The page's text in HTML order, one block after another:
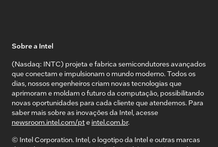
Sobre a Intel
(Nasdaq: INTC) projeta e fabrica semicondutores avançados
que conectam e impulsionam o mundo moderno. Todos os
dias, nossos engenheiros criam novas tecnologias que
aprimoram e moldam o futuro da computação, possibilitando
novas oportunidades para cada cliente que atendemos. Para
saber mais sobre as inovações da Intel, acesse
newsroom.intel.com/pte intel.com.br.
© Intel Corporation. Intel, o logotipo da Intel e outras marcas